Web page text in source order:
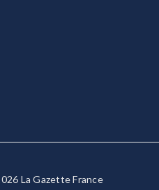
La Gazette France